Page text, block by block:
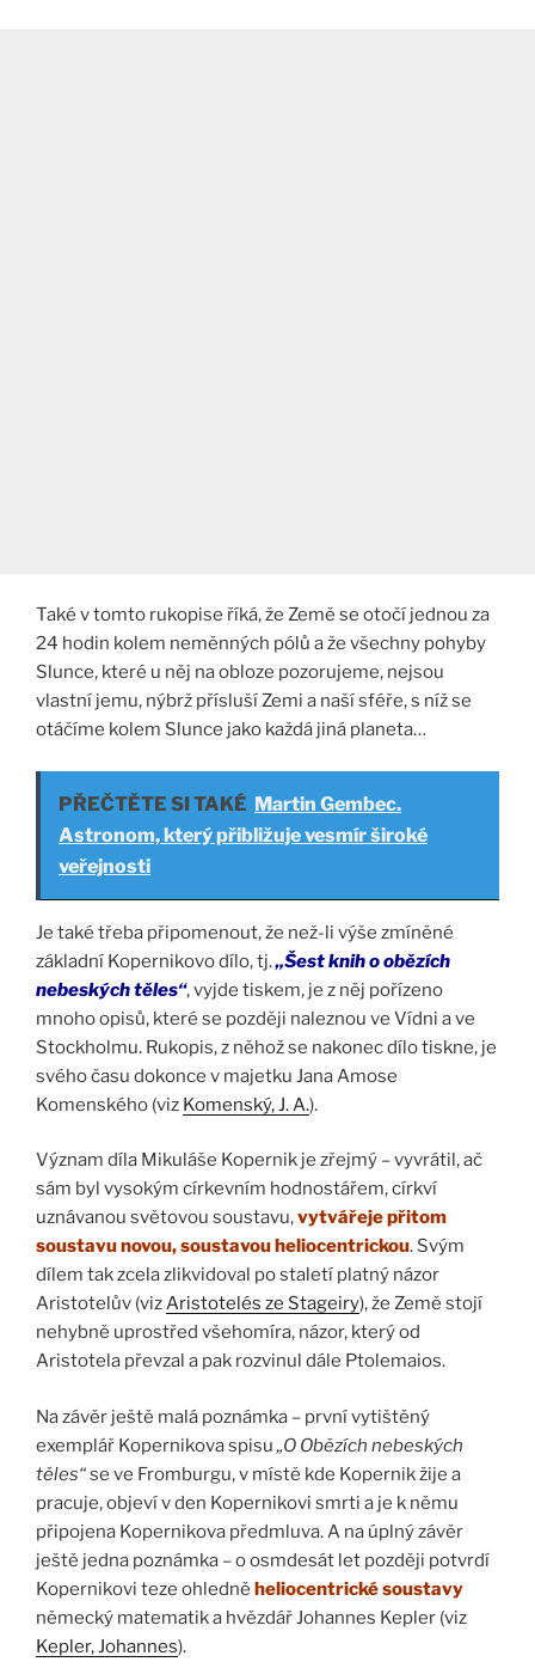
Také v tomto rukopise říká, že Země se otočí jednou za
24 hodin kolem neměnných pólů a že všechny pohyby
Slunce, které u něj na obloze pozorujeme, nejsou
vlastní jemu, nýbrž přísluší Zemi a naší sféře, s níž se
otáčíme kolem Slunce jako každá jiná planeta…
PŘEČTĚTE SI TAKÉ Martin Gembec.
Astronom, který přibližuje vesmír široké
veřejnosti
Je také třeba připomenout, že než-li výše zmíněné
základní Kopernikovo dílo, tj.„Šest knih o obězích
nebeských těles“, vyjde tiskem, je z něj pořízeno
mnoho opisů, které se později naleznou ve Vídni a ve
Stockholmu. Rukopis, z něhož se nakonec dílo tiskne, je
svého času dokonce v majetku Jana Amose
Komenského (viz Komenský, J. A.).
Význam díla Mikuláše Kopernik je zřejmý – vyvrátil, ač
sám byl vysokým církevním hodnostářem, církví
uznávanou světovou soustavu,vytvářeje přitom
soustavu novou, soustavou heliocentrickou. Svým
dílem tak zcela zlikvidoval po staletí platný názor
Aristotelův (vizAristotelés ze Stageiry), že Země stojí
nehybně uprostřed všehomíra, názor, který od
Aristotela převzal a pak rozvinul dále Ptolemaios.
Na závěr ještě malá poznámka – první vytištěný
exemplář Kopernikova spisu„O Obězích nebeských
těles“se ve Fromburgu, v místě kde Kopernik žije a
pracuje, objeví v den Kopernikovi smrti a je k němu
připojena Kopernikova předmluva. A na úplný závěr
ještě jedna poznámka – o osmdesát let později potvrdí
Kopernikovi teze ohledně heliocentrické soustavy
německý matematik a hvězdář Johannes Kepler (viz
Kepler, Johannes).